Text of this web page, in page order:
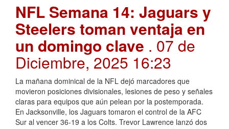
NFL Semana 14: Jaguars y
Steelers toman ventaja en
un domingo clave . 07 de
Diciembre, 2025 16:23
La mañana dominical de la NFL dejó marcadores que
movieron posiciones divisionales, lesiones de peso y señales
claras para equipos que aún pelean por la postemporada.
En Jacksonville, los Jaguars tomaron el control de la AFC
Sur al vencer 36-19 a los Colts. Trevor Lawrence lanzó dos